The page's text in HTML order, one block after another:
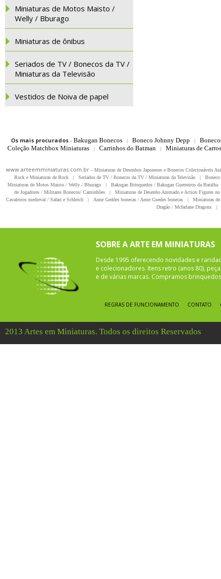
Miniaturas de Motos Maisto /
Welly / Bburago
Miniaturas de ônibus
Seriados de TV / Bonecos da TV /
Miniaturas da Televisão
Vestidos de Noiva de papel
Os mais procurados- Bakugan Bonecos | Boneco Johnny Depp |
Coleção Matchbox Miniaturas
| Carrinhos do Batman | Miniaturas de
www.arteemminiaturas.com.br - Miniaturas de Desenhos Japoneses e Bonecos Colecionáveis
Rock e Miniaturas de Rock
| Seriados de TV / Bonecos da TV / Miniaturas da Televisão |
Miniaturas de Motos Maisto / Welly / Bburago
| Bakugan Brinquedos / Bakugan Guerreiros da Batalha
de Jogadores / Militares Bonecos/ Caminhões
|
Miniaturas de Desenho Animado e Action Figures
Cavaleiros medieval / Safari e Schleich
| Anne Geddes bonecas / Anne Guedes bonecas |
Miniaturas
Dragão / Mcfarlane Dragons
|
SOBRE A ARTE EM MINIATURAS
Desde 1995 oferecendo novidades e
e colecionadores. Itens retro (anos 80),
e de várias marcas. Compramos
REGRAS DE FUNCIONAMENTO CONTATO
2013 Artes em Miniaturas. Todos os direitos Reservados